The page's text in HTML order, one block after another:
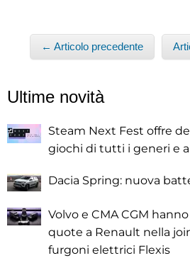
← Articolo precedente
Ultime novità
Steam Next Fest offre
giochi di tutti i generi e
Dacia Spring: nuova
Volvo e CMA CGM
quote a Renault nella
furgoni elettrici Flexis